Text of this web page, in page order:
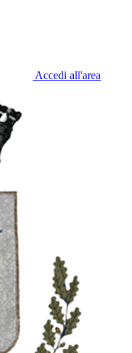
Accedi all'area